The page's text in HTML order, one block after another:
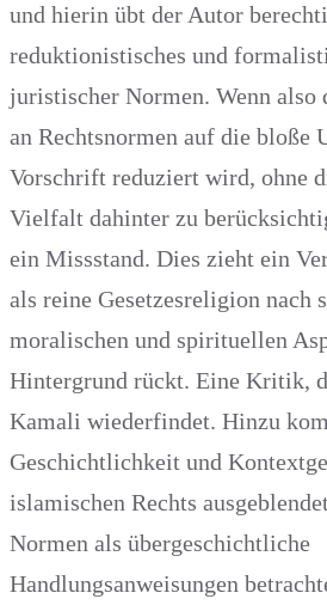
und hierin übt der Autor
reduktionistisches und
juristischer Normen. Wenn also
an Rechtsnormen auf die bloße
Vorschrift reduziert wird, ohne
Vielfalt dahinter zu
ein Missstand. Dies zieht ein
als reine Gesetzesreligion nach
moralischen und spirituellen
Hintergrund rückt. Eine Kritik,
Kamali wiederfindet. Hinzu
Geschichtlichkeit und
islamischen Rechts
Normen als übergeschichtliche
Handlungsanweisungen